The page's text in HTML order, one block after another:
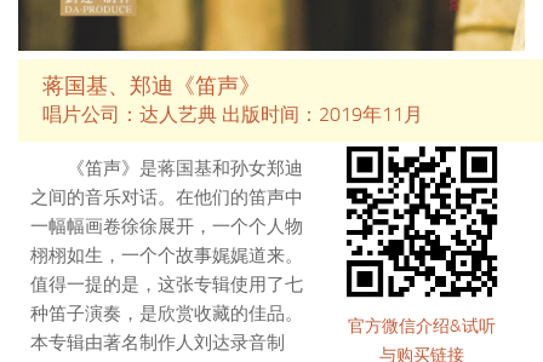
蒋国基、郑迪《笛声》
唱片公司：达人艺典 出版时间：2019年11月
《笛声》是蒋国基和孙女郑迪
之间的音乐对话。在他们的笛声中
一幅幅画卷徐徐展开，一个个人物
栩栩如生，一个个故事娓娓道来。
值得一提的是，这张专辑使用了七
种笛子演奏，是欣赏收藏的佳品。
本专辑由著名制作人刘达录音制
官方微信介绍&试听
与购买链接